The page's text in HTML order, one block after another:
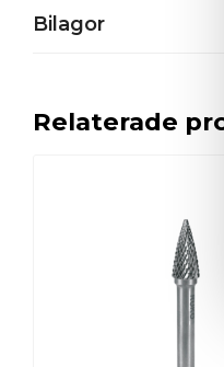
Bilagor
Relaterade